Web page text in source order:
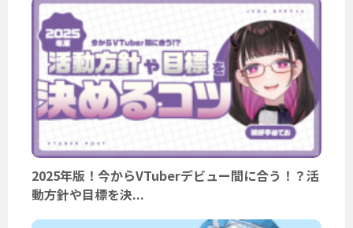
2025年版！今からVTuberデビュー間に合う！？活
動方針や目標を決...